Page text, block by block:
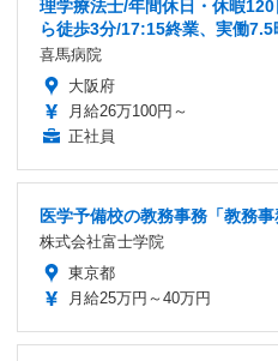
理学療法士/年間休日・休暇
ら徒歩3分/17:15終業、実働
喜馬病院
大阪府
月給26万100円～
正社員
医学予備校の教務事務「教務事
株式会社富士学院
東京都
月給25万円～40万円